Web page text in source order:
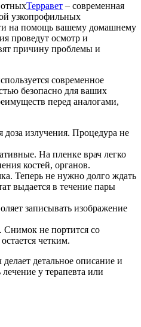
Терравет – современная
узкопрофильных
на помощь вашему домашнему
проведут осмотр и
причину проблемы и
современное
безопасно для ваших
перед аналогами,
доза излучения. Процедура не
На пленке врач легко
костей, органов.
Теперь не нужно долго ждать
выдается в течение пары
записывать изображение
Снимок не портится со
четким.
детальное описание и
у терапевта или